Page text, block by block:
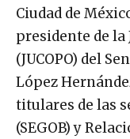
Ciudad de
presidente de la
(JUCOPO) del
López
titulares de las
(SEGOB) y